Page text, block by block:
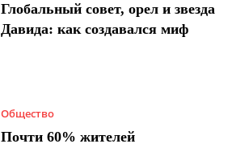
Глобальный совет, орел и звезда
Давида: как создавался миф
Общество
Почти 60% жителей